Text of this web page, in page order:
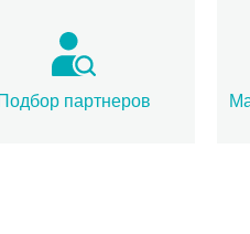
Подбор партнеров